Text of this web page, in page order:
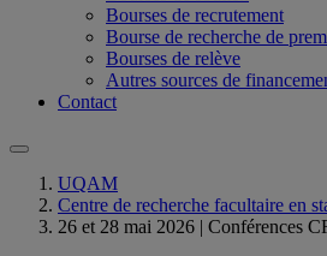
Bourses de recrutement
Bourse de recherche de
Bourses de relève
Autres sources de
Contact
UQAM
Centre de recherche facultaire en
26 et 28 mai 2026 | Conférences